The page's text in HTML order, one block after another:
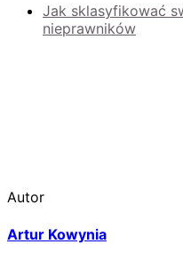
Jak sklasyfikować
nieprawników
Autor
Artur Kowynia